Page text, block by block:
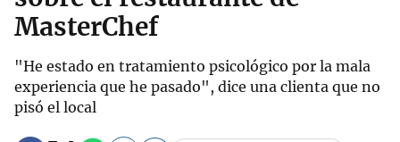
MasterChef
"He estado en tratamiento psicológico por la mala
experiencia que he pasado", dice una clienta que no
pisó el local